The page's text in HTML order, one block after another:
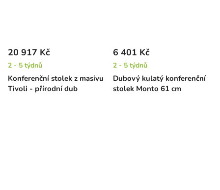
Konferenční stolek z masivu
Tivoli - přírodní dub
20 917 Kč
2 - 5 týdnů
Dubový kulatý konferenční
stolek Monto 61 cm
6 401 Kč
2 - 5 týdnů